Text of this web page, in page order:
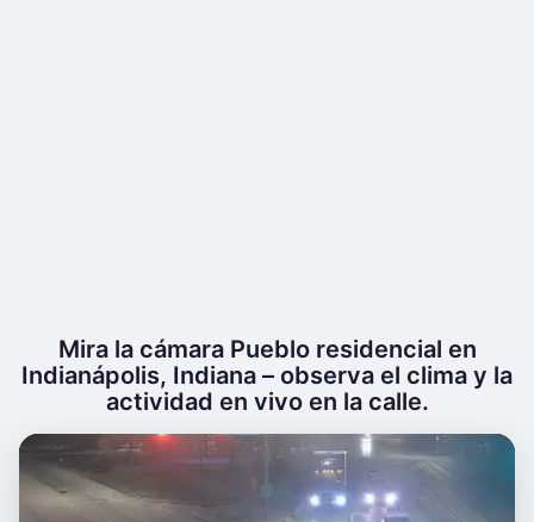
Mira la cámara Pueblo residencial en
Indianápolis, Indiana – observa el clima y la
actividad en vivo en la calle.